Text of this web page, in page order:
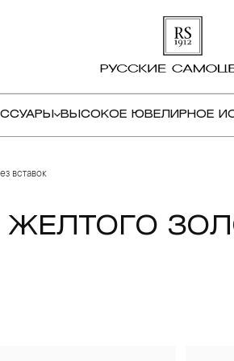
ВЫСОКОЕ ЮВЕЛИРНОЕ
вставок
ЖЕЛТОГО